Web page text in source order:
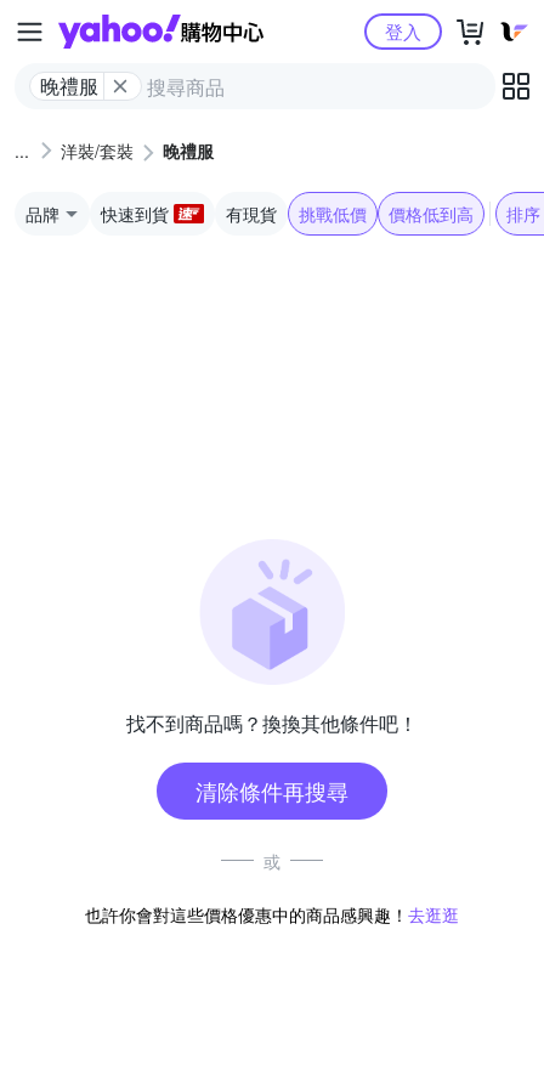
Yahoo購物中心
晚禮服
登入
洋裝/套裝 晚禮服
品牌 快速到貨 有現貨 挑戰低價 價格低到高 排序
找不到商品嗎？換換其他條件吧！
清除條件再搜尋
或
也許你會對這些價格優惠中的商品感興趣！ 去逛逛